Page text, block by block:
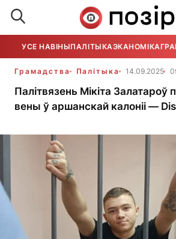
УСЕ НАВІНЫПАЛІТЫКАЭКАНОМІКА
Грамадства Палітыка 14.09.2025
Палітвязень Мікіта Залатароў
вены ў аршанскай калоніі —